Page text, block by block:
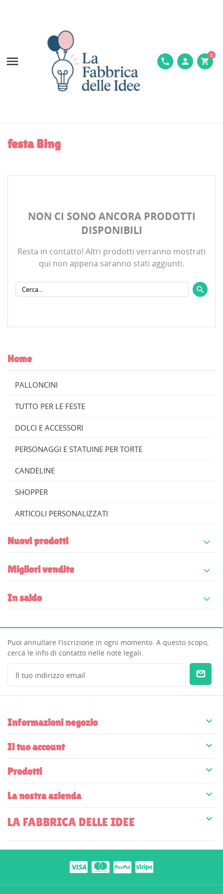
 phone person shopping_cart
0
festa Bing
Home
PALLONCINI
TUTTO PER LE FESTE
DOLCI E ACCESSORI
PERSONAGGI E STATUINE PER TORTE
CANDELINE
SHOPPER
ARTICOLI PERSONALIZZATI
Nuovi prodotti
Migliori vendite
In saldo
NON CI SONO ANCORA PRODOTTI
DISPONIBILI
Resta in contatto! Altri prodotti verranno mostrati
qui non appena saranno stati aggiunti.
Puoi annullare l'iscrizione in ogni momento. A questo scopo,
cerca le info di contatto nelle note legali.
Informazioni negozio 
Il tuo account 
Prodotti 
La nostra azienda 
LA FABBRICA DELLE IDEE 
MY WISHLISTS
((MODALTITLE))
((confirmMessage))
CREA LISTA DEI DESIDERI
nella tua lista dei desideri.